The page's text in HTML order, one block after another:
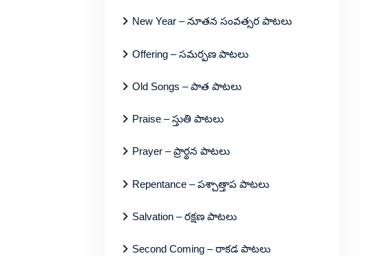
New Year – నూతన సంవత్సర పాటలు
Offering – సమర్పణ పాటలు
Old Songs – పాత పాటలు
Praise – స్తుతి పాటలు
Prayer – ప్రార్థన పాటలు
Repentance – పశ్చాత్తాప పాటలు
Salvation – రక్షణ పాటలు
Second Coming – రాకడ పాటలు